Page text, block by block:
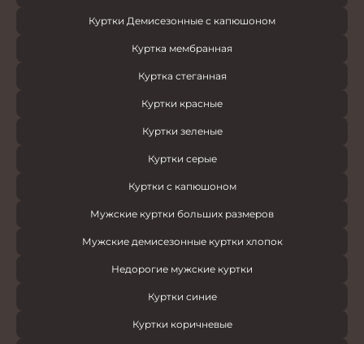
Куртки Демисезонные с капюшоном
Куртка мембранная
Куртка стеганная
Куртки красные
Куртки зеленые
Куртки серые
Куртки с капюшоном
Мужские куртки больших размеров
Мужские демисезонные куртки хлопок
Недорогие мужские куртки
Куртки синие
Куртки коричневые